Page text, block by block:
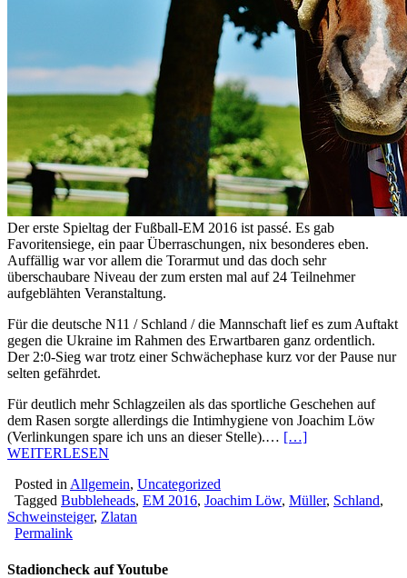
Der erste Spieltag der Fußball-EM 2016 ist passé. Es gab
Favoritensiege, ein paar Überraschungen, nix besonderes eben.
Auffällig war vor allem die Torarmut und das doch sehr
überschaubare Niveau der zum ersten mal auf 24 Teilnehmer
aufgeblähten Veranstaltung.
Für die deutsche N11 / Schland / die Mannschaft lief es zum Auftakt
gegen die Ukraine im Rahmen des Erwartbaren ganz ordentlich.
Der 2:0-Sieg war trotz einer Schwächephase kurz vor der Pause nur
selten gefährdet.
Für deutlich mehr Schlagzeilen als das sportliche Geschehen auf
dem Rasen sorgte allerdings die Intimhygiene von Joachim Löw
(Verlinkungen spare ich uns an dieser Stelle).… […]
WEITERLESEN
Posted in Allgemein, Uncategorized
Tagged Bubbleheads, EM 2016, Joachim Löw, Müller, Schland,
Schweinsteiger, Zlatan
Permalink
Stadioncheck auf Youtube